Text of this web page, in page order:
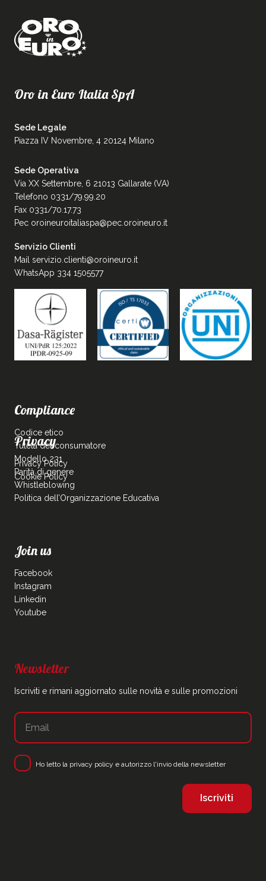
Oro in Euro Italia SpA
Sede Legale
Piazza IV Novembre, 4 20124 Milano
Sede Operativa
Via XX Settembre, 6 21013 Gallarate (VA)
Telefono 0331/79.99.20
Fax 0331/70.17.73
Pec oroineuroitaliaspa@pec.oroineuro.it
Servizio Clienti
Mail servizio.clienti@oroineuro.it
WhatsApp 334 1505577
Compliance
Codice etico
Tutela del consumatore
Modello 231
Parità di genere
Whistleblowing
Politica dell’Organizzazione Educativa
Privacy
Privacy Policy
Cookie Policy
Join us
Facebook
Instagram
Linkedin
Youtube
Newsletter
Iscriviti e rimani aggiornato sulle novità e sulle promozioni
Ho letto la privacy policy e autorizzo l'invio della newsletter